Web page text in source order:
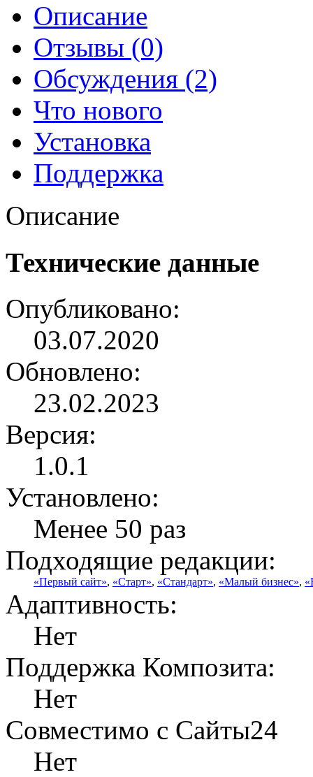
Описание
Отзывы (0)
Обсуждения (2)
Что нового
Установка
Поддержка
Описание
Технические данные
Опубликовано:
03.07.2020
Обновлено:
23.02.2023
Версия:
1.0.1
Установлено:
Менее 50 раз
Подходящие редакции:
«Первый сайт», «Старт», «Стандарт», «Малый бизнес»,
Адаптивность:
Нет
Поддержка Композита:
Нет
Совместимо с Сайты24
Нет